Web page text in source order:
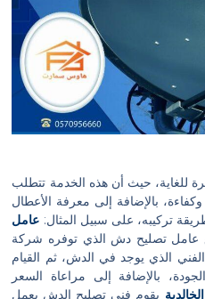
للغاية، حيث أن هذه الخدمة تتطلب
بالإضافة إلى معرفة الأعطال
تركيبه، على سبيل المثال: عامل
عامل تصليح دش الذي توفره شركة
الذي يوجد في الدش، ثم القيام
بالإضافة إلى مراعاة السعر
يقوم فني تصليح الدش بعمل